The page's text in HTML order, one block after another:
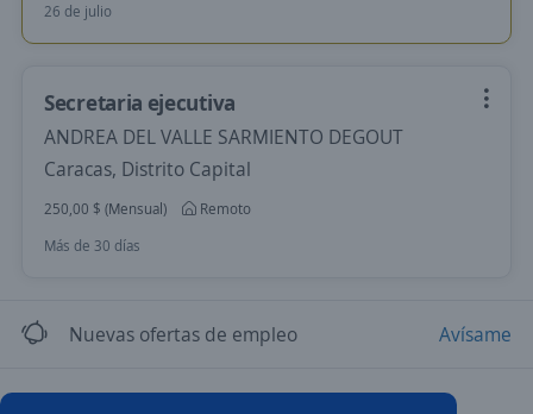
26 de julio
Secretaria ejecutiva
ANDREA DEL VALLE SARMIENTO DEGOUT
Caracas, Distrito Capital
250,00 $ (Mensual)
Remoto
Más de 30 días
Nuevas ofertas de empleo Avísame